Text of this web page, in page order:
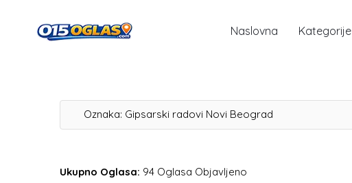
Naslovna Kategorije
Oznaka: Gipsarski radovi Novi Beograd
Ukupno Oglasa: 94 Oglasa Objavljeno